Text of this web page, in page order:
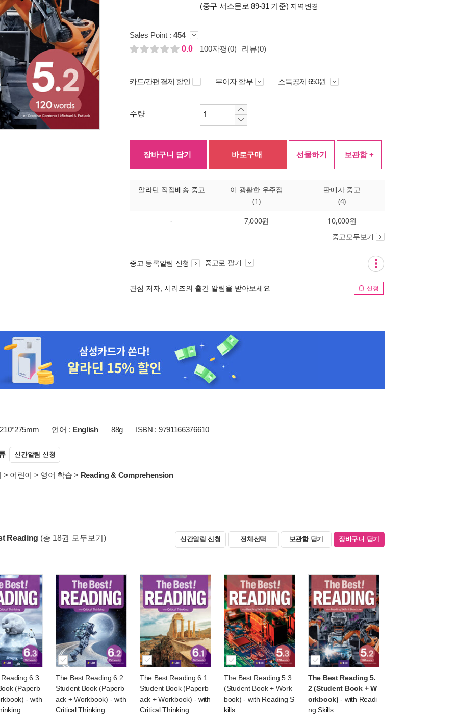
(중구 서소문로 89-31 기준) 지역변경
Sales Point : 454
0.0
100자평(0) 리뷰(0)
카드/간편결제 할인 무이자 할부 소득공제 650원
수량
장바구니 담기 바로구매 선물하기 보관함 +
알라딘 직접배송 중고
이 광활한 우주점
(1)
판매자 중고
(4)
- 7,000원 10,000원
중고모두보기
중고 등록알림 신청 중고로 팔기
관심 저자, 시리즈의 출간 알림을 받아보세요 신청
210*275mm 언어 : English 88g ISBN : 9791166376610
신간알림 신청
> 어린이 > 영어 학습 > Reading & Comprehension
Reading (총 18권 모두보기) 신간알림 신청 전체선택 보관함 담기 장바구니 담기
6.3 :
(Paperb
- with
The Best Reading 6.2 :
Student Book (Paperb
ack + Workbook) - with
Critical Thinking
The Best Reading 6.1 :
Student Book (Paperb
ack + Workbook) - with
Critical Thinking
The Best Reading 5.3
(Student Book + Work
book) - with Reading S
kills
The Best Reading 5.
2 (Student Book + W
orkbook) - with Readi
ng Skills